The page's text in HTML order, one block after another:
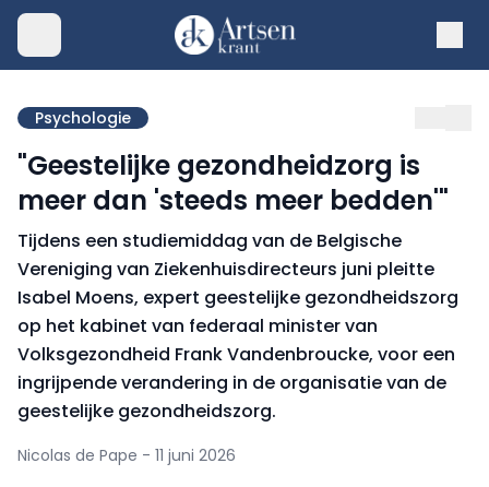
Psychologie
"Geestelijke gezondheidzorg is
meer dan 'steeds meer bedden'"
Tijdens een studiemiddag van de Belgische
Vereniging van Ziekenhuisdirecteurs juni pleitte
Isabel Moens, expert geestelijke gezondheidszorg
op het kabinet van federaal minister van
Volksgezondheid Frank Vandenbroucke, voor een
ingrijpende verandering in de organisatie van de
geestelijke gezondheidszorg.
Nicolas de Pape - 11 juni 2026